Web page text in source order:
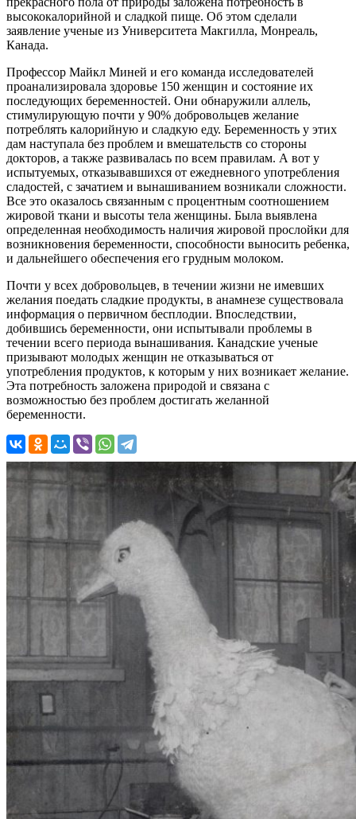
высококалорийной и сладкой пище. Об этом сделали
заявление ученые из Университета Макгилла, Монреаль,
Канада.
Профессор Майкл Миней и его команда исследователей
проанализировала здоровье 150 женщин и состояние их
последующих беременностей. Они обнаружили аллель,
стимулирующую почти у 90% добровольцев желание
потреблять калорийную и сладкую еду. Беременность у этих
дам наступала без проблем и вмешательств со стороны
докторов, а также развивалась по всем правилам. А вот у
испытуемых, отказывавшихся от ежедневного употребления
сладостей, с зачатием и вынашиванием возникали сложности.
Все это оказалось связанным с процентным соотношением
жировой ткани и высоты тела женщины. Была выявлена
определенная необходимость наличия жировой прослойки для
возникновения беременности, способности выносить ребенка,
и дальнейшего обеспечения его грудным молоком.
Почти у всех добровольцев, в течении жизни не имевших
желания поедать сладкие продукты, в анамнезе существовала
информация о первичном бесплодии. Впоследствии,
добившись беременности, они испытывали проблемы в
течении всего периода вынашивания. Канадские ученые
призывают молодых женщин не отказываться от
употребления продуктов, к которым у них возникает желание.
Эта потребность заложена природой и связана с
возможностью без проблем достигать желанной
беременности.